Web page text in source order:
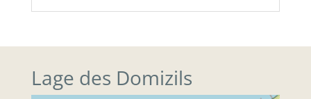
Lage des Domizils